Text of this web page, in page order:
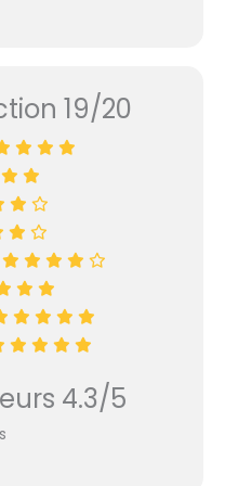
19/20
4.3/5